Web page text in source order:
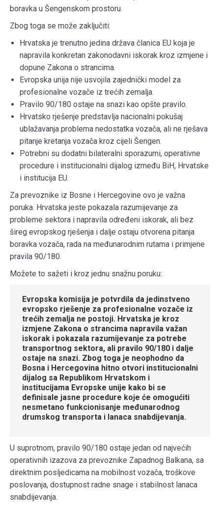
boravka u Šengenskom prostoru.
Zbog toga se može zaključiti:
Hrvatska je trenutno jedina država članica EU koja je
napravila konkretan zakonodavni iskorak kroz izmjene i
dopune Zakona o strancima.
Evropska unija nije usvojila zajednički model za
profesionalne vozače iz trećih zemalja.
Pravilo 90/180 ostaje na snazi kao opšte pravilo.
Hrvatsko rješenje predstavlja nacionalni pokušaj
ublažavanja problema nedostatka vozača, ali ne rješava
pitanje kretanja vozača kroz cijeli Šengen.
Potrebni su dodatni bilateralni sporazumi, operativne
procedure i institucionalni dijalog između BiH, Hrvatske
i institucija EU.
Za prevoznike iz Bosne i Hercegovine ovo je važna
poruka. Hrvatska jeste pokazala razumijevanje za
probleme sektora i napravila određeni iskorak, ali bez
šireg evropskog rješenja i dalje ostaju otvorena pitanja
boravka vozača, rada na međunarodnim rutama i primjene
pravila 90/180.
Možete to sažeti i kroz jednu snažnu poruku:
Evropska komisija je potvrdila da jedinstveno
evropsko rješenje za profesionalne vozače iz
trećih zemalja ne postoji. Hrvatska je kroz
izmjene Zakona o strancima napravila važan
iskorak i pokazala razumijevanje za potrebe
transportnog sektora, ali pravilo 90/180 i dalje
ostaje na snazi. Zbog toga je neophodno da
Bosna i Hercegovina hitno otvori institucionalni
dijalog sa Republikom Hrvatskom i
institucijama Evropske unije kako bi se
definisale jasne procedure koje će omogućiti
nesmetano funkcionisanje međunarodnog
drumskog transporta i lanaca snabdijevanja.
U suprotnom, pravilo 90/180 ostaje jedan od najvećih
operativnih izazova za prevoznike Zapadnog Balkana, sa
direktnim posljedicama na mobilnost vozača, troškove
poslovanja, dostupnost radne snage i stabilnost lanaca
snabdijevanja.